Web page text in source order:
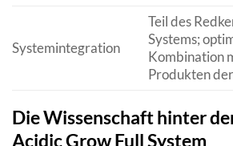
Systemintegration
Teil des
Systems;
Kombination
Produkten
Die Wissenschaft hinter
Acidic Grow Full System